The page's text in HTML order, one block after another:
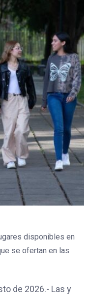
disponibles en
se ofertan en las
de 2026.- Las y